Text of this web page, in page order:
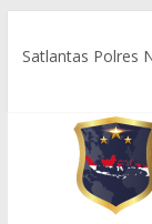
Satlantas Polres
Pastikan Arus
Tim Patroli
Gelar Patroli
Satlantas Polres
Lintas di Titik
Polsek Darul